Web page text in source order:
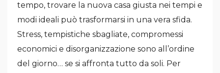
tempo, trovare la nuova casa giusta nei tempi e
modi ideali può trasformarsi in una vera sfida.
Stress, tempistiche sbagliate, compromessi
economici e disorganizzazione sono all’ordine
del giorno… se si affronta tutto da soli. Per